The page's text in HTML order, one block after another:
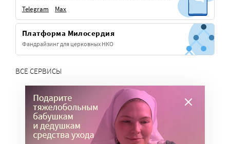
Telegram Max
Платформа Милосердия
Фандрайзинг для церковных НКО
ВСЕ СЕРВИСЫ